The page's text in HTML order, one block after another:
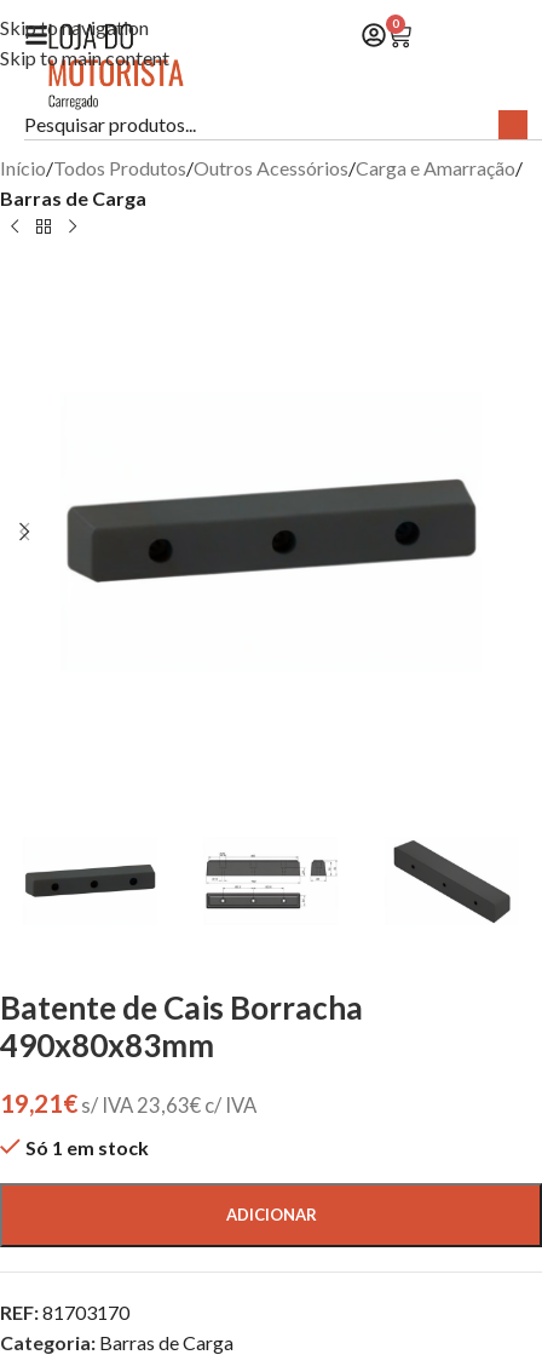
Skip to navigation
Skip to main content
0
Início Todos Produtos Outros Acessórios Carga e Amarração
Barras de Carga
Batente de Cais Borracha
490x80x83mm
19,21€ s/ IVA 23,63€ c/ IVA
Só 1 em stock
ADICIONAR
REF:81703170
Categoria: Barras de Carga